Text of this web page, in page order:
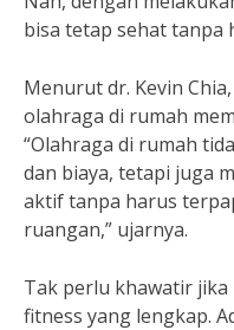
bisa tetap sehat tanpa
Menurut dr. Kevin
olahraga di rumah
“Olahraga di rumah
dan biaya, tetapi juga
aktif tanpa harus
ruangan,” ujarnya.
Tak perlu khawatir
fitness yang lengkap.